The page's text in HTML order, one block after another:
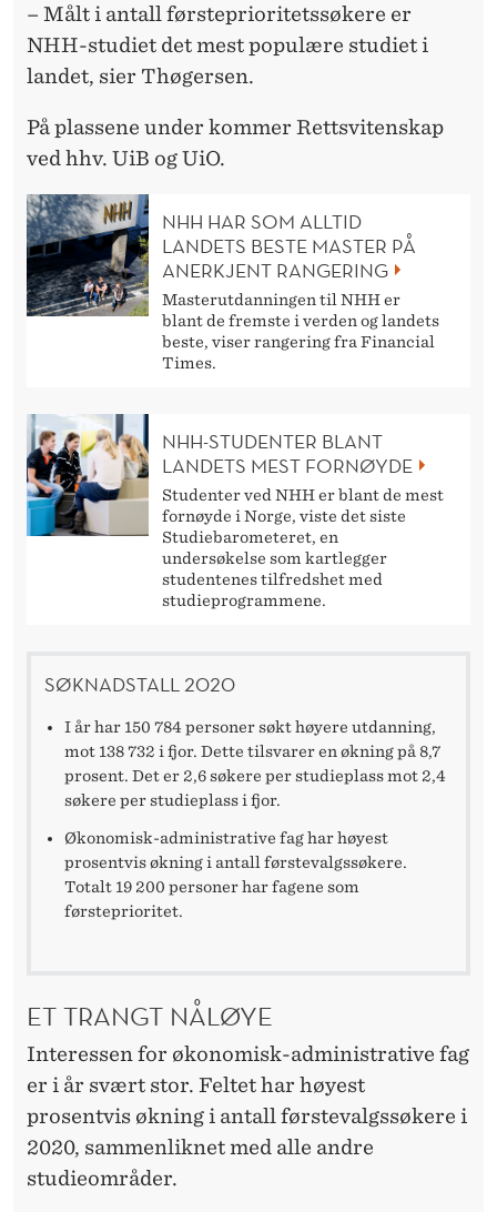
– Målt i antall førsteprioritetssøkere er
NHH-studiet det mest populære studiet i
landet, sier Thøgersen.
På plassene under kommer Rettsvitenskap
ved hhv. UiB og UiO.
NHH HAR SOM ALLTID
LANDETS BESTE MASTER PÅ
ANERKJENT RANGERING
Masterutdanningen til NHH er
blant de fremste i verden og landets
beste, viser rangering fra Financial
Times.
NHH-STUDENTER BLANT
LANDETS MEST FORNØYDE
Studenter ved NHH er blant de mest
fornøyde i Norge, viste det siste
Studiebarometeret, en
undersøkelse som kartlegger
studentenes tilfredshet med
studieprogrammene.
SØKNADSTALL 2020
I år har 150 784 personer søkt høyere utdanning,
mot 138 732 i fjor. Dette tilsvarer en økning på 8,7
prosent. Det er 2,6 søkere per studieplass mot 2,4
søkere per studieplass i fjor.
Økonomisk-administrative fag har høyest
prosentvis økning i antall førstevalgssøkere.
Totalt 19 200 personer har fagene som
førsteprioritet.
ET TRANGT NÅLØYE
Interessen for økonomisk-administrative fag
er i år svært stor. Feltet har høyest
prosentvis økning i antall førstevalgssøkere i
2020, sammenliknet med alle andre
studieområder.